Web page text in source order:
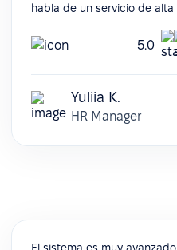
habla de un servicio de alta
5.0
Yuliia K.
HR Manager